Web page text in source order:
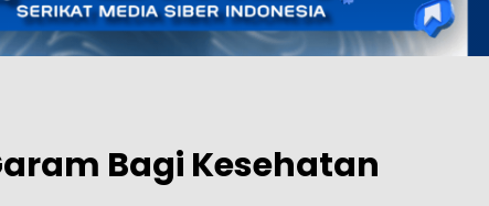
Bagi Kesehatan